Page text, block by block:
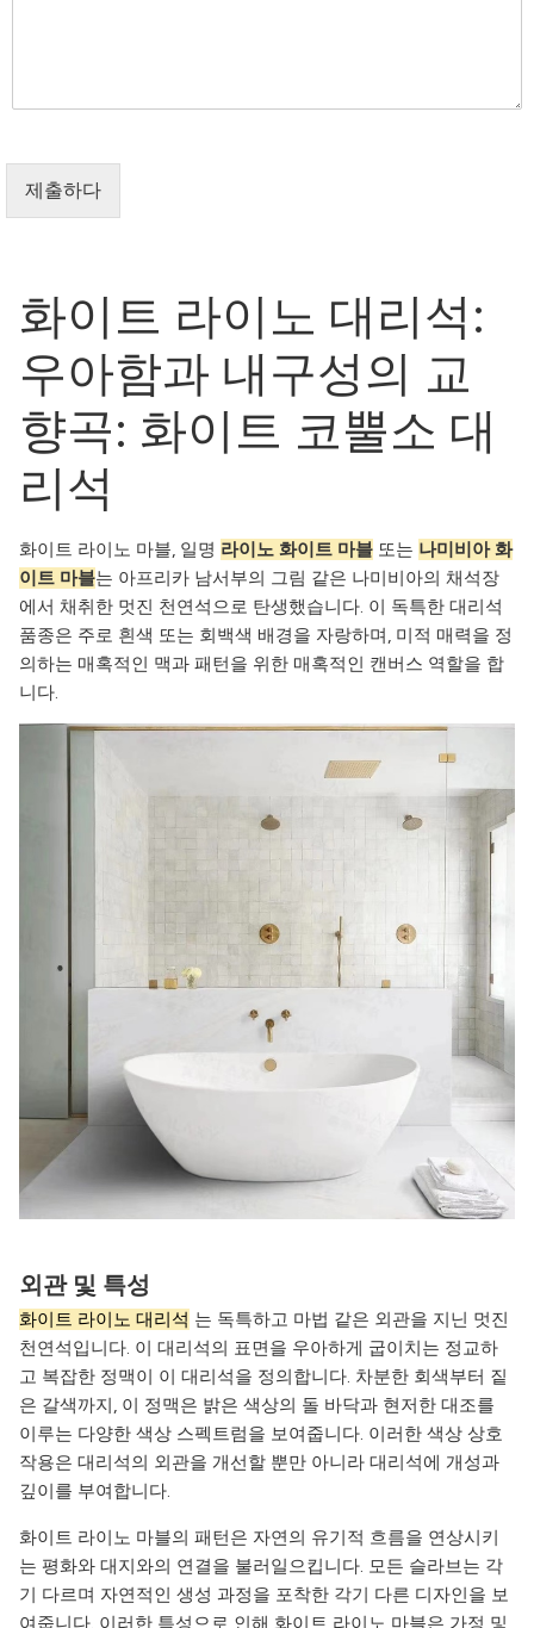
제출하다
화이트 라이노 대리석:
우아함과 내구성의 교
향곡: 화이트 코뿔소 대
리석
화이트 라이노 마블, 일명 라이노 화이트 마블 또는 나미비아 화
이트 마블는 아프리카 남서부의 그림 같은 나미비아의 채석장
에서 채취한 멋진 천연석으로 탄생했습니다. 이 독특한 대리석
품종은 주로 흰색 또는 회백색 배경을 자랑하며, 미적 매력을 정
의하는 매혹적인 맥과 패턴을 위한 매혹적인 캔버스 역할을 합
니다.
외관 및 특성
화이트 라이노 대리석 는 독특하고 마법 같은 외관을 지닌 멋진
천연석입니다. 이 대리석의 표면을 우아하게 굽이치는 정교하
고 복잡한 정맥이 이 대리석을 정의합니다. 차분한 회색부터 짙
은 갈색까지, 이 정맥은 밝은 색상의 돌 바닥과 현저한 대조를
이루는 다양한 색상 스펙트럼을 보여줍니다. 이러한 색상 상호
작용은 대리석의 외관을 개선할 뿐만 아니라 대리석에 개성과
깊이를 부여합니다.
화이트 라이노 마블의 패턴은 자연의 유기적 흐름을 연상시키
는 평화와 대지와의 연결을 불러일으킵니다. 모든 슬라브는 각
기 다르며 자연적인 생성 과정을 포착한 각기 다른 디자인을 보
여줍니다. 이러한 특성으로 인해 화이트 라이노 마블은 가정 및